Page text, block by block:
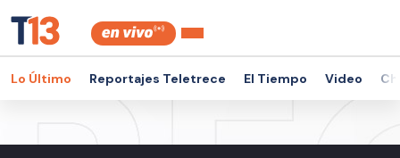
Lo Último Reportajes Teletrece El Tiempo Video